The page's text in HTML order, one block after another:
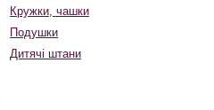
Кружки, чашки
Подушки
Дитячі штани